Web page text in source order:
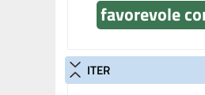
favorevole
ITER